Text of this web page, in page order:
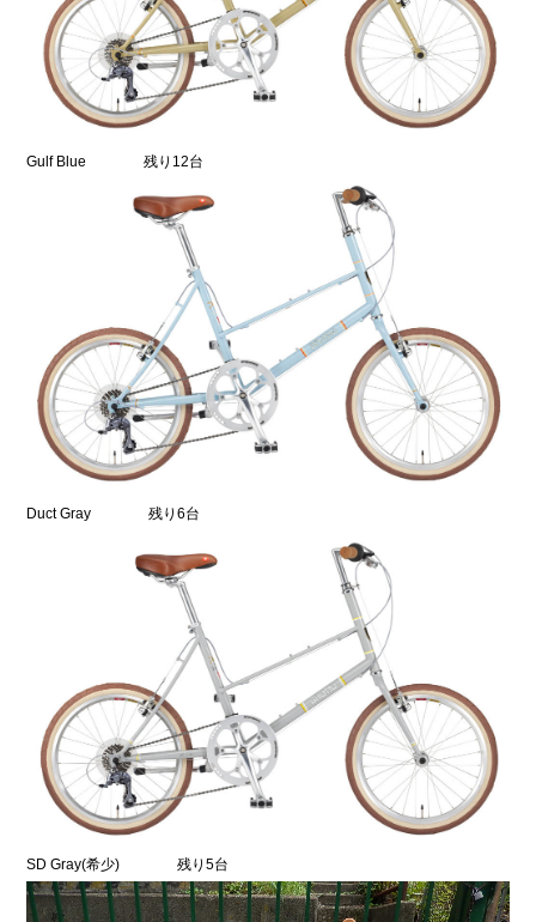
Gulf Blue 残り12台
Duct Gray 残り6台
SD Gray(希少) 残り5台